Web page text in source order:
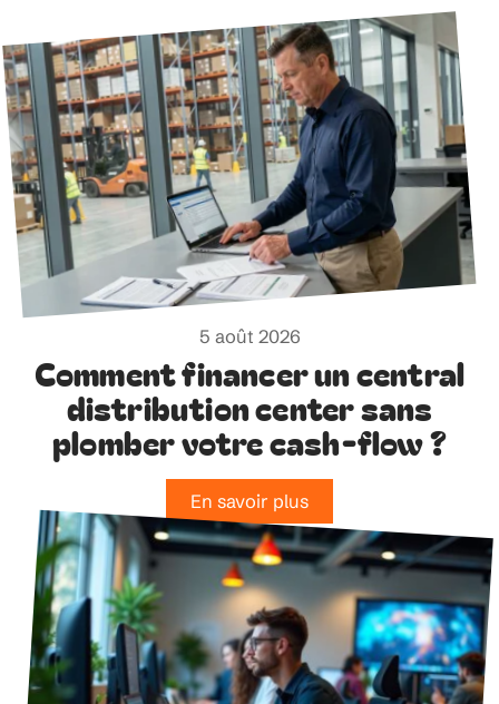
5 août 2026
Comment financer un central
distribution center sans
plomber votre cash-flow ?
En savoir plus